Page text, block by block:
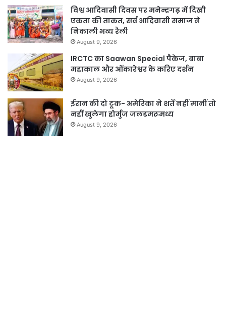
विश्व आदिवासी दिवस पर मनेन्द्रगढ़ में दिखी
एकता की ताकत, सर्व आदिवासी समाज ने
निकाली भव्य रैली
August 9, 2026
IRCTC का Saawan Special पैकेज, बाबा
महाकाल और ओंकारेश्वर के करिए दर्शन
August 9, 2026
ईरान की दो टूक- अमेरिका ने शर्तें नहीं मानीं तो
नहीं खुलेगा होर्मुज जलडमरूमध्य
August 9, 2026